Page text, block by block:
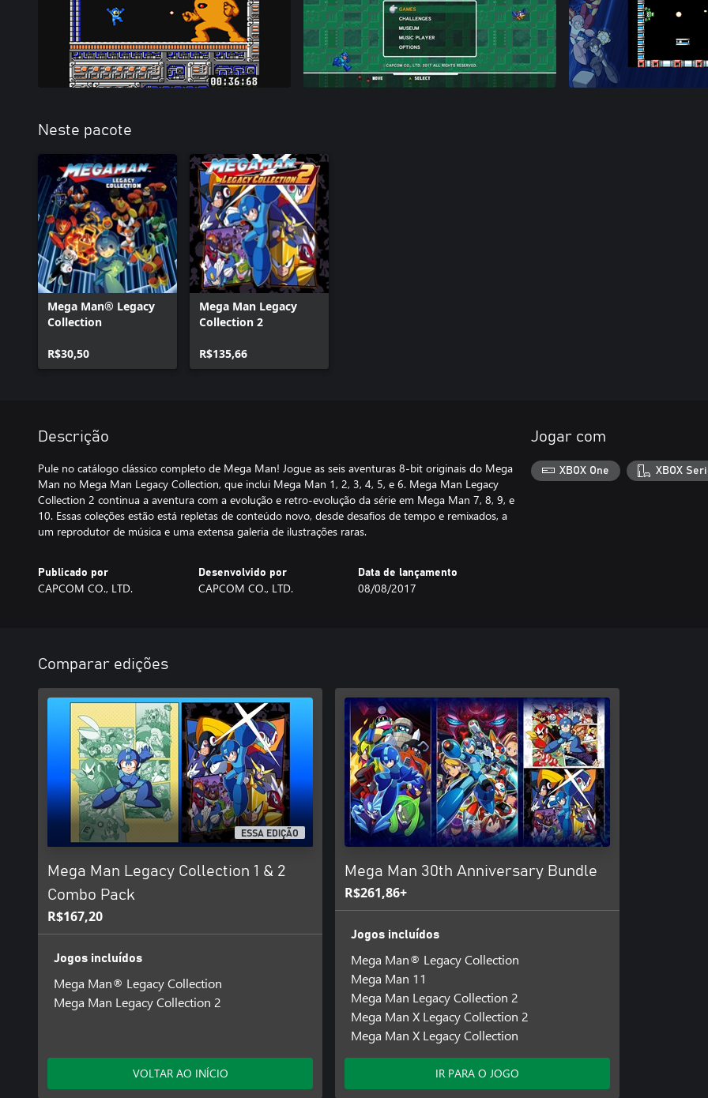
Neste pacote
Mega Man® Legacy
Collection
R$30,50
Mega Man Legacy
Collection 2
R$135,66
Descrição
Pule no catálogo clássico completo de Mega Man! Jogue as seis aventuras 8-bit originais do Mega
Man no Mega Man Legacy Collection, que inclui Mega Man 1, 2, 3, 4, 5, e 6. Mega Man Legacy
Collection 2 continua a aventura com a evolução e retro-evolução da série em Mega Man 7, 8, 9, e
10. Essas coleções estão está repletas de conteúdo novo, desde desafios de tempo e remixados, a
um reprodutor de música e uma extensa galeria de ilustrações raras.
Publicado por
CAPCOM CO., LTD.
Desenvolvido por
CAPCOM CO., LTD.
Data de lançamento
08/08/2017
Jogar com
XBOX One XBOX
Comparar edições
ESSA EDIÇÃO
Mega Man Legacy Collection 1 & 2
Combo Pack
R$167,20
Jogos incluídos
Mega Man® Legacy Collection
Mega Man Legacy Collection 2
VOLTAR AO INÍCIO
Mega Man 30th Anniversary Bundle
R$261,86+
Jogos incluídos
Mega Man® Legacy Collection
Mega Man 11
Mega Man Legacy Collection 2
Mega Man X Legacy Collection 2
Mega Man X Legacy Collection
IR PARA O JOGO